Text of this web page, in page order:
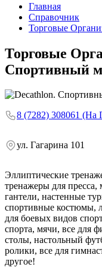
Главная
Справочник
Торговые
Торговые
Спортивный
8 (7282) 308061 (На
ул. Гагарина 101
Эллиптические
тренажеры для
гантели, настенные
спортивные костюмы,
для боевых видов
спорта, мячи, все для
столы, настольный
ролики, все для
другое!